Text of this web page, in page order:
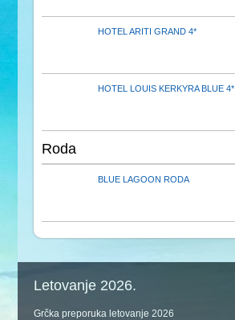
HOTEL ARITI GRAND 4*
HOTEL LOUIS KERKYRA BLUE 4*
Roda
BLUE LAGOON RODA
Letovanje 2026.
Grčka preporuka letovanje 2026